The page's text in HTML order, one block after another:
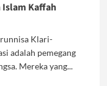
Islam Kaffah
Klari-
adalah pemegang
Mereka yang...